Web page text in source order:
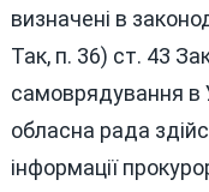
визначені в
Так, п. 36) ст. 43
самоврядування в
обласна рада
інформації